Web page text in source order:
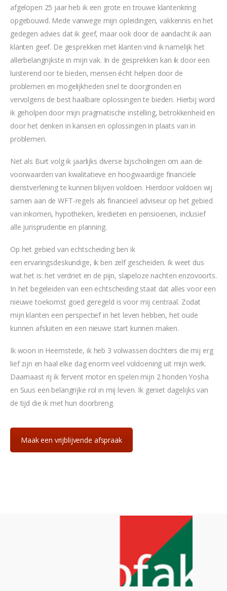
afgelopen 25 jaar heb ik een grote en trouwe klantenkring
opgebouwd. Mede vanwege mijn opleidingen, vakkennis en het
gedegen advies dat ik geef, maar ook door de aandacht ik aan
klanten geef. De gesprekken met klanten vind ik namelijk het
allerbelangrijkste in mijn vak. In de gesprekken kan ik door een
luisterend oor te bieden, mensen écht helpen door de
problemen en mogelijkheden snel te doorgronden en
vervolgens de best haalbare oplossingen te bieden. Hierbij word
ik geholpen door mijn pragmatische instelling, betrokkenheid en
door het denken in kansen en oplossingen in plaats van in
problemen.
Net als Burt volg ik jaarlijks diverse bijscholingen om aan de
voorwaarden van kwalitatieve en hoogwaardige financiële
dienstverlening te kunnen blijven voldoen. Hierdoor voldoen wij
samen aan de WFT-regels als financieel adviseur op het gebied
van inkomen, hypotheken, kredieten en pensioenen, inclusief
alle jurisprudentie en planning.
Op het gebied van echtscheiding ben ik
een ervaringsdeskundige, ik ben zelf gescheiden. Ik weet dus
wat het is: het verdriet en de pijn, slapeloze nachten enzovoorts.
In het begeleiden van een echtscheiding staat dat alles voor een
nieuwe toekomst goed geregeld is voor mij centraal. Zodat
mijn klanten een perspectief in het leven hebben, het oude
kunnen afsluiten en een nieuwe start kunnen maken.
Ik woon in Heemstede, ik heb 3 volwassen dochters die mij erg
lief zijn en haal elke dag enorm veel voldoening uit mijn werk.
Daarnaast rij ik fervent motor en spelen mijn 2 honden Yosha
en Suus een belangrijke rol in mij leven. Ik geniet dagelijks van
de tijd die ik met hun doorbreng.
Maak een vrijblijvende afspraak